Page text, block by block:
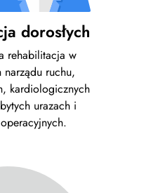
dorosłych
rehabilitacja w
narządu ruchu,
kardiologicznych
urazach i